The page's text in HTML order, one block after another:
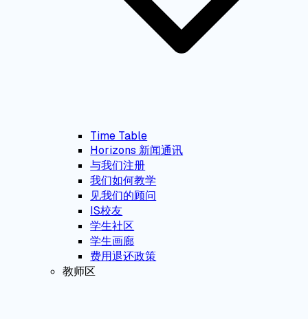
Time Table
Horizons 新闻通讯
与我们注册
我们如何教学
见我们的顾问
IS校友
学生社区
学生画廊
费用退还政策
教师区